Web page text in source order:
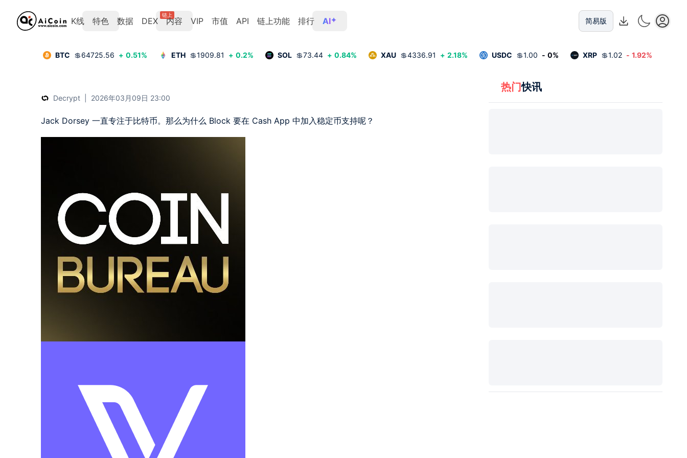
K线 特色 数据 DEX
链上
内容 VIP 市值 API 链上功能 排行 AI 简易版
BTC 💲64725.56 + 0.51% ETH 💲1909.81 + 0.2% SOL 💲73.44 + 0.84% XAU 💲4336.91 + 2.18% USDC 💲1.00 - 0% XRP 💲1.02 - 1.92%
Decrypt 2026年03月09日 23:00
Jack Dorsey 一直专注于比特币。那么为什么 Block 要在 Cash App 中加入稳定币支持呢？
热门快讯